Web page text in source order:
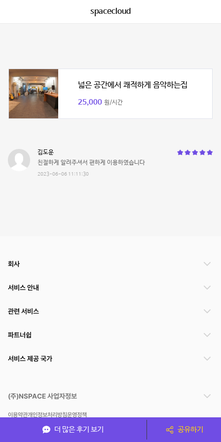
spacecloud
넓은 공간에서 쾌적하게 음악하는집
25,000 원/시간
김도운
친절하게 알려주셔서 편하게 이용하였습니다
2023-06-06 11:11:30
더 많은 후기 보기 공유하기
회사
서비스 안내
관련 서비스
파트너쉽
서비스 제공 국가
(주)NSPACE 사업자정보
이용약관개인정보처리방침운영정책
스페이스클라우드는 통신판매중개자이며 통신판매의 당사자가 아닙니다. 따라서 스페이스클
라우드는 공간 거래정보 및 거래에 대해 책임지지 않습니다.